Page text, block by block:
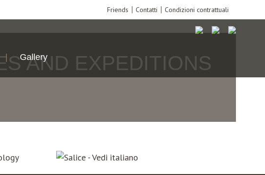
Friends Contatti Condizioni contrattuali
Gallery
AND EXPEDITIONS